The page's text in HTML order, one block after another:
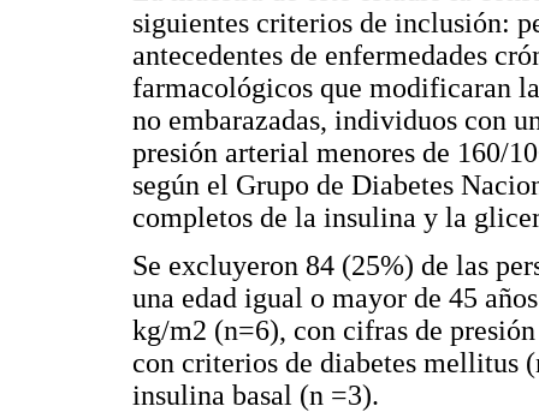
siguientes criterios de inclusión:
antecedentes de enfermedades
farmacológicos que modificaran
no embarazadas, individuos con
presión arterial menores de 160/
según el Grupo de Diabetes
completos de la insulina y la
Se excluyeron 84 (25%) de las
una edad igual o mayor de 45
kg/m2 (n=6), con cifras de
con criterios de diabetes mellitus
insulina basal (n =3).